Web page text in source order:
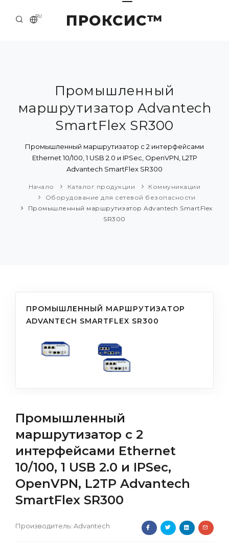
ПРОКСИС™
RU
О КОМПАНИИ
ПРИМЕРЫ И РЕШЕНИЯ
КАТАЛОГ ПРОДУКЦИИ
ПРЕСС-ЦЕНТР
Промышленный
маршрутизатор Advantech
SmartFlex SR300
Промышленный маршрутизатор с 2 интерфейсами
Ethernet 10/100, 1 USB 2.0 и IPSec, OpenVPN, L2TP
Advantech SmartFlex SR300
Начало Каталог продукции
Коммуникации
Оборудование для сетевой безопасности
Промышленный маршрутизатор Advantech SmartFlex
SR300
ПРОМЫШЛЕННЫЙ МАРШРУТИЗАТОР
ADVANTECH SMARTFLEX SR300
Промышленный
маршрутизатор с 2
интерфейсами Ethernet
10/100, 1 USB 2.0 и IPSec,
OpenVPN, L2TP Advantech
SmartFlex SR300
Производитель: Advantech